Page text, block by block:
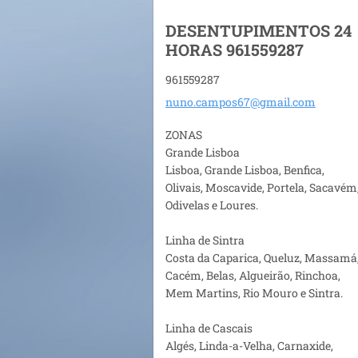
DESENTUPIMENTOS 24
HORAS 961559287
961559287
nuno.campos67@gmail.com
ZONAS
Grande Lisboa
Lisboa, Grande Lisboa, Benfica,
Olivais, Moscavide, Portela,
Odivelas e Loures.
Linha de Sintra
Costa da Caparica, Queluz,
Cacém, Belas, Algueirão, Rinchoa,
Mem Martins, Rio Mouro e Sintra.
Linha de Cascais
Algés, Linda-a-Velha, Carnaxide,